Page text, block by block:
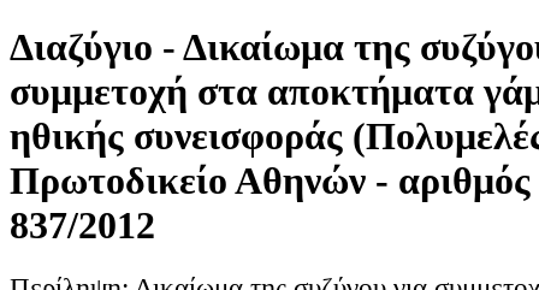
Διαζύγιο - Δικαίωμα της
συμμετοχή στα αποκτήματα
ηθικής συνεισφοράς
Πρωτοδικείο Αθηνών -
837/2012